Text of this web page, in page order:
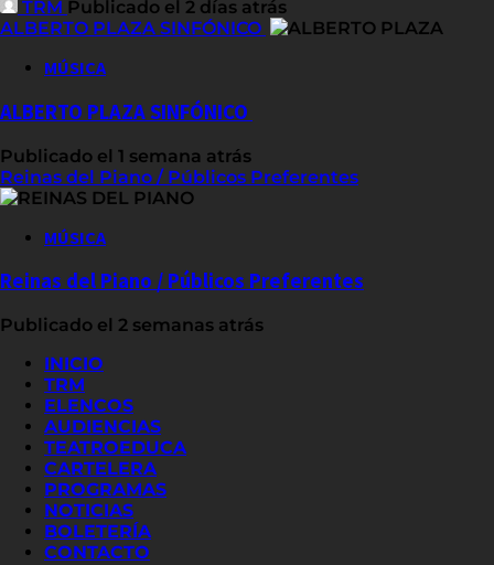
TRM Publicado el 2 días atrás
ALBERTO PLAZA SINFÓNICO
MÚSICA
ALBERTO PLAZA SINFÓNICO
Publicado el 1 semana atrás
Reinas del Piano / Públicos Preferentes
MÚSICA
Reinas del Piano / Públicos Preferentes
Publicado el 2 semanas atrás
INICIO
TRM
ELENCOS
AUDIENCIAS
TEATROEDUCA
CARTELERA
PROGRAMAS
NOTICIAS
BOLETERÍA
CONTACTO